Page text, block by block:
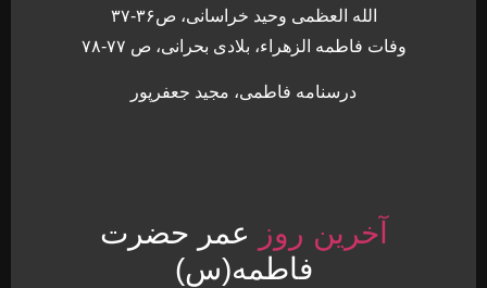
الله العظمی وحید خراسانی، ص۳۶-۳۷
وفات فاطمه الزهراء، بلادی بحرانی، ص ۷۷-۷۸
درسنامه فاطمی، مجید جعفرپور
آخرین روز
عمر حضرت
فاطمه(س)